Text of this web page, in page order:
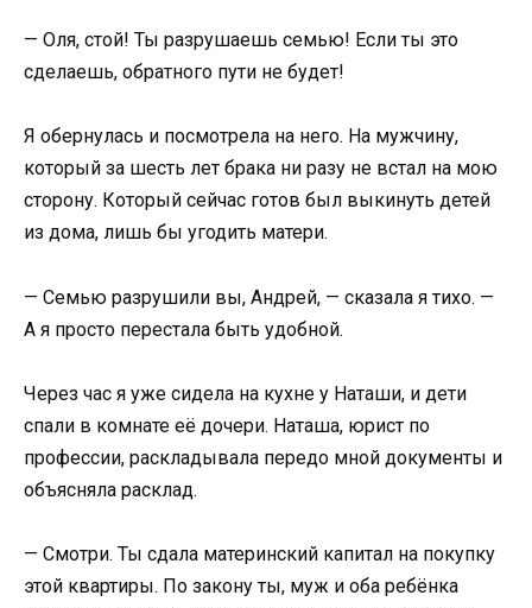
— Оля, стой! Ты разрушаешь семью! Если ты это
сделаешь, обратного пути не будет!
Я обернулась и посмотрела на него. На мужчину,
который за шесть лет брака ни разу не встал на мою
сторону. Который сейчас готов был выкинуть детей
из дома, лишь бы угодить матери.
— Семью разрушили вы, Андрей, — сказала я тихо. —
А я просто перестала быть удобной.
Через час я уже сидела на кухне у Наташи, и дети
спали в комнате её дочери. Наташа, юрист по
профессии, раскладывала передо мной документы и
объясняла расклад.
— Смотри. Ты сдала материнский капитал на покупку
этой квартиры. По закону ты, муж и оба ребёнка